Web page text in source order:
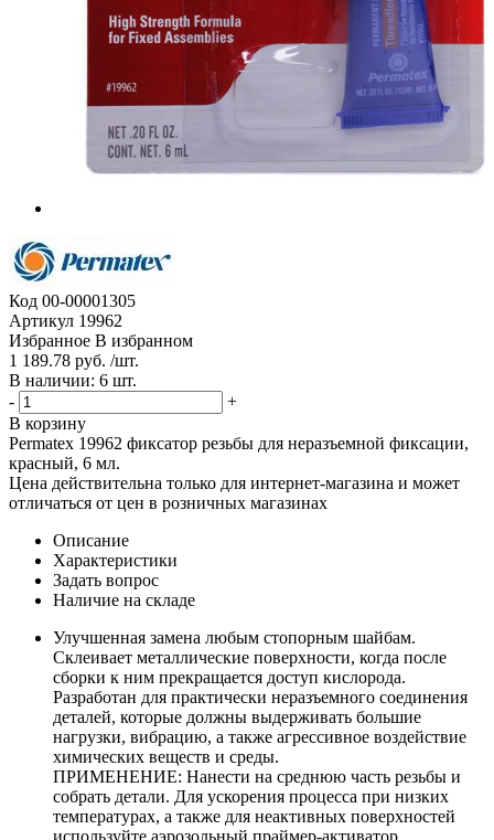
Код 00-00001305
Артикул 19962
Избранное В избранном
1 189.78 руб. /шт.
В наличии: 6 шт.
-
+
В корзину
Permatex 19962 фиксатор резьбы для неразъемной фиксации,
красный, 6 мл.
Цена действительна только для интернет-магазина и может
отличаться от цен в розничных магазинах
Описание
Характеристики
Задать вопрос
Наличие на складе
Улучшенная замена любым стопорным шайбам.
Склеивает металлические поверхности, когда после
сборки к ним прекращается доступ кислорода.
Разработан для практически неразъемного соединения
деталей, которые должны выдерживать большие
нагрузки, вибрацию, а также агрессивное воздействие
химических веществ и среды.
ПРИМЕНЕНИЕ: Нанести на среднюю часть резьбы и
собрать детали. Для ускорения процесса при низких
температурах, а также для неактивных поверхностей
используйте аэрозольный праймер-активатор